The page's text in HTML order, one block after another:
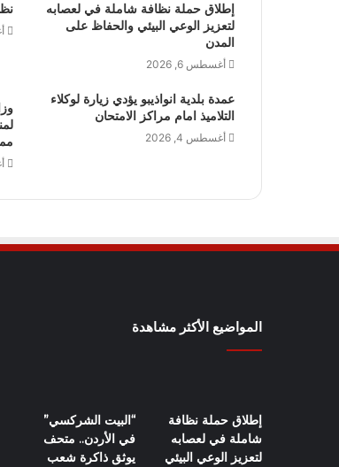
إطلاق حملة نظافة شاملة في لعصابه
لتعزيز الوعي البيئي والحفاظ على
المدن
أغسطس 6, 2026
عمدة بلدية انواذيبو يؤدي زيارة لوكلاء
التلاميذ امام مراكز الامتحان
أغسطس 4, 2026
المواضيع الأكثر مشاهدة
إطلاق حملة نظافة
شاملة في لعصابه
لتعزيز الوعي البيئي
“البيت الشركسي”
في الأردن.. متحف
يوثق ذاكرة شعب